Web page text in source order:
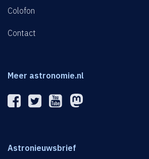
Colofon
Contact
Meer astronomie.nl
Astronieuwsbrief